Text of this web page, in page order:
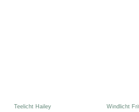
Teelicht Hailey Windlicht